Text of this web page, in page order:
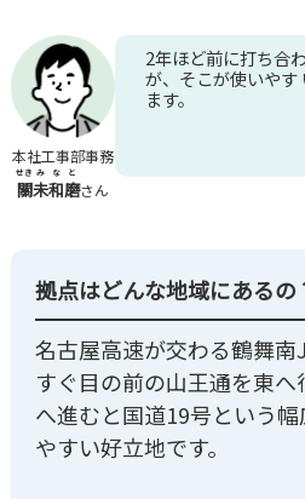
本社工事部事務
關
せき
未和磨
みなと
さん
2年ほど前に打ち合
が、そこが使いやす
ます。
拠点はどんな地域にあるの
名古屋高速が交わる鶴舞南
すぐ目の前の山王通を東
へ進むと国道19号という
やすい好立地です。